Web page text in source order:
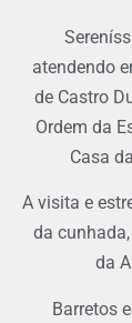
atendendo
de Castro
Ordem da
Casa
A visita e
da
da
Barretos